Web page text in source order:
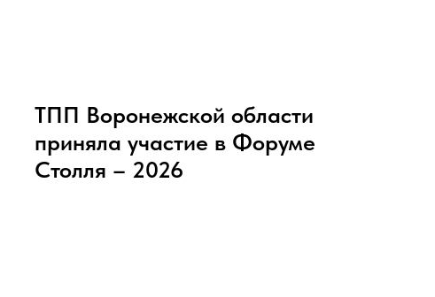
ТПП Воронежской области
приняла участие в Форуме
Столля – 2026